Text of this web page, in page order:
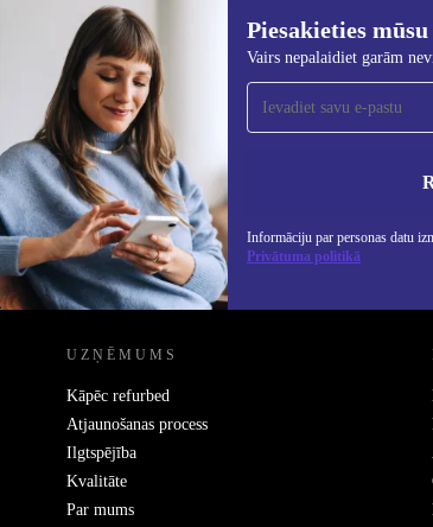
583,19 € Piesakieties
Vairs nepalaidiet garām
Informāciju par personas datu
Privātuma politikā
Piesakieties mūsu jaunumu
saņemšanai!
Nekad vairs nepalaidiet garām
piedāvājumu.
REFURBED - RETHINK NEW.
UZŅĒMUMS
Kāpēc refurbed
Atjaunošanas process
Ilgtspējība
Kvalitāte
Par mums